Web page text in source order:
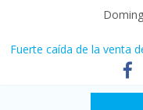
Fuerte caída de la venta
El agro argentino logró